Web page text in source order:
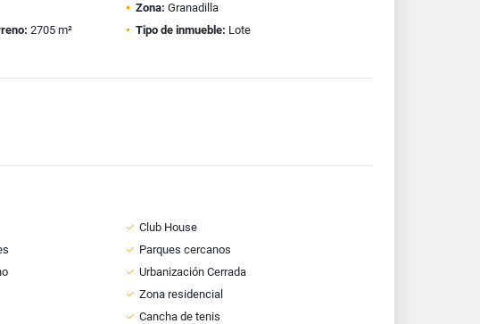
Zona: Granadilla
2705 m² Tipo de inmueble: Lote
Club House
Parques cercanos
Urbanización Cerrada
Zona residencial
Cancha de tenis